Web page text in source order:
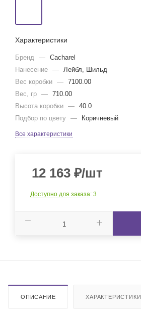
Характеристики
Бренд — Cacharel
Нанесение — Лейбл, Шильд
Вес коробки — 7100.00
Вес, гр — 710.00
Высота коробки — 40.0
Подбор по цвету — Коричневый
Все характеристики
12 163 ₽/шт
Доступно для заказа: 3
ОПИСАНИЕ ХАРАКТЕРИСТИКИ